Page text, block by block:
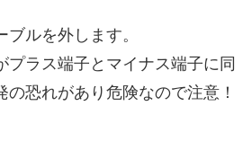
ルを外します。
ラス端子とマイナス端子に同
の恐れがあり危険なので注意！